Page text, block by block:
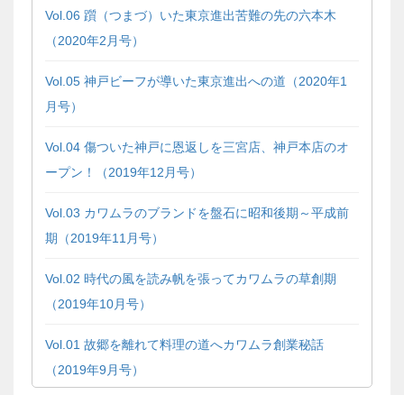
Vol.06 躓（つまづ）いた東京進出苦難の先の六本木
（2020年2月号）
Vol.05 神戸ビーフが導いた東京進出への道（2020年1
月号）
Vol.04 傷ついた神戸に恩返しを三宮店、神戸本店のオ
ープン！（2019年12月号）
Vol.03 カワムラのブランドを盤石に昭和後期～平成前
期（2019年11月号）
Vol.02 時代の風を読み帆を張ってカワムラの草創期
（2019年10月号）
Vol.01 故郷を離れて料理の道へカワムラ創業秘話
（2019年9月号）